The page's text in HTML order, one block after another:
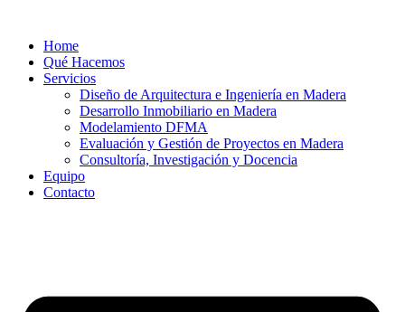
contenidoHome
Qué Hacemos
Servicios
Diseño de Arquitectura e Ingeniería en Madera
Desarrollo Inmobiliario en Madera
Modelamiento DFMA
Evaluación y Gestión de Proyectos en Madera
Consultoría, Investigación y Docencia
Equipo
Contacto